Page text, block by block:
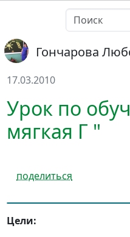
Гончарова
17.03.2010
Урок по
мягкая Г "
поделиться
Цели: